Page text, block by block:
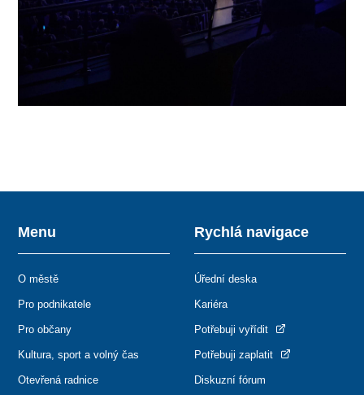
Menu
O městě
Pro podnikatele
Pro občany
Kultura, sport a volný čas
Otevřená radnice
Rychlá navigace
Úřední deska
Kariéra
Potřebuji vyřídit
Potřebuji zaplatit
Diskuzní fórum